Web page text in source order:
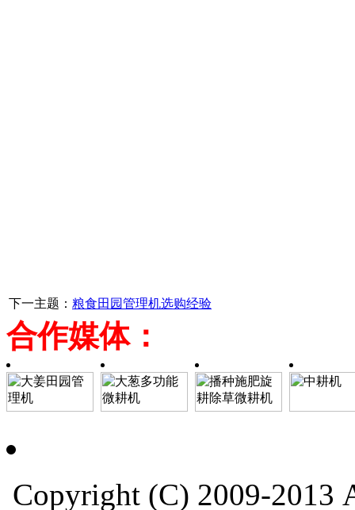
下一主题： 粮食田园管理机选购经验
合作媒体：
Copyright (C) 2009-2013